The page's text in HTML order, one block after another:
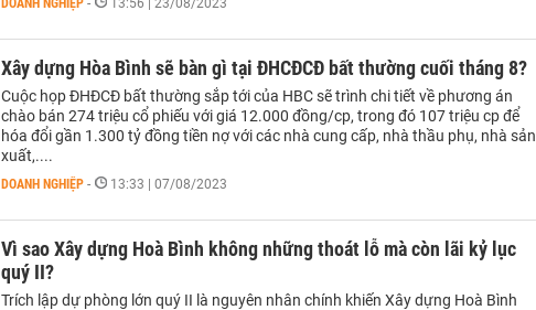
DOANH NGHIỆP - 13:56 | 23/08/2023
Xây dựng Hòa Bình sẽ bàn gì tại ĐHCĐCĐ bất thường cuối tháng 8?
Cuộc họp ĐHĐCĐ bất thường sắp tới của HBC sẽ trình chi tiết về phương án
chào bán 274 triệu cổ phiếu với giá 12.000 đồng/cp, trong đó 107 triệu cp để
hóa đổi gần 1.300 tỷ đồng tiền nợ với các nhà cung cấp, nhà thầu phụ, nhà sản
xuất,....
DOANH NGHIỆP - 13:33 | 07/08/2023
Vì sao Xây dựng Hoà Bình không những thoát lỗ mà còn lãi kỷ lục
quý II?
Trích lập dự phòng lớn quý II là nguyên nhân chính khiến Xây dựng Hoà Bình